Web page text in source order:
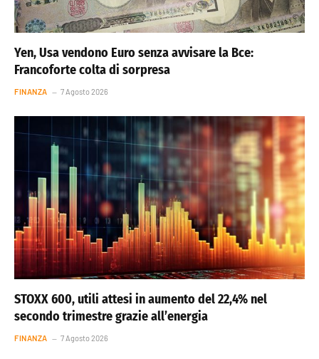
Yen, Usa vendono Euro senza avvisare la Bce:
Francoforte colta di sorpresa
FINANZA 7 Agosto 2026
STOXX 600, utili attesi in aumento del 22,4% nel
secondo trimestre grazie all’energia
FINANZA 7 Agosto 2026